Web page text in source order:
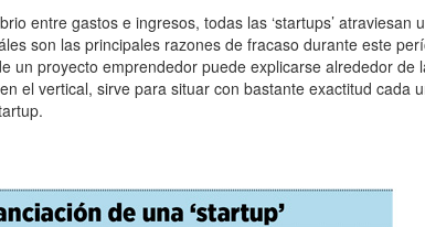
entre gastos e ingresos, todas las ‘startups’
son las principales razones de fracaso durante este
un proyecto emprendedor puede explicarse alrededor
el vertical, sirve para situar con bastante exactitud